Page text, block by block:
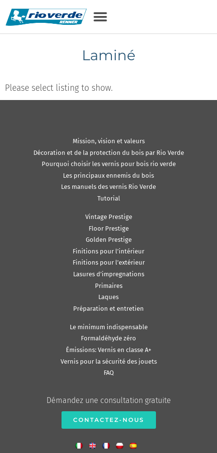
Laminé
Please select listing to show.
Mission, vision et valeurs
Décoration et de la protection du bois par Rio Verde
Pourquoi choisir les vernis pour bois rio verde
Les principaux ennemis du bois
Les manuels des vernis Rio Verde
Tutorial
Vintage Prestige
Floor Prestige
Golden Prestige
Finitions pour l’intérieur
Finitions pour l’extérieur
Lasures d’impregnations
Primaires
Laques
Préparation et entretien
Le minimum indispensable
Formaldéhyde zéro
Émissions: Vernis en classe A+
Vernis pour la sécurité des jouets
FAQ
Démandez une consultation gratuite
CONTACTEZ-NOUS